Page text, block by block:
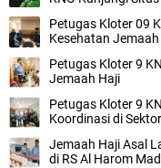
Petugas Kloter 09
Kesehatan
Petugas Kloter 9
Jemaah Haji
Petugas Kloter 9
Koordinasi di
Jemaah Haji Asal
di RS Al Harom